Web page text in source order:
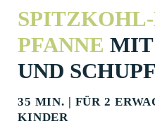
PFANNE
UND
35 MIN. | FÜR 2
KINDER